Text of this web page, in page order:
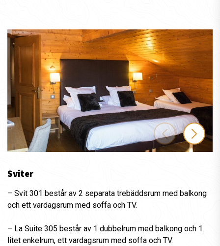
Sviter
– Svit 301 består av 2 separata trebäddsrum med balkong
och ett vardagsrum med soffa och TV.
– La Suite 305 består av 1 dubbelrum med balkong och 1
litet enkelrum, ett vardagsrum med soffa och TV.